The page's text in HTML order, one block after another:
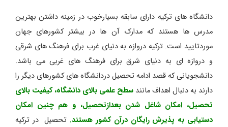
دانشگاه های ترکیه دارای سابقه بسیارخوب در زمینه داشتن بهترین
مدرس ها هستند که مدارک آن ها در بیشتر کشورهای جهان
موردتایید است. ترکیه دروازه به دنیای غرب برای فرهنگ های شرقی
و دروازه ای به دنیای شرق برای فرهنگ های غربی می باشد.
دانشجویانی که قصد ادامه تحصیل دردانشگاه های کشورهای دیگر را
دارند به دنبال اهداف مانند سطح علمی بالای دانشگاه، کیفیت بالای
تحصیل، امکان شاغل شدن بعدازتحصیل، و هم چنین امکان
دستیابی به پذیرش رایگان درآن کشور هستند. تحصیل در ترکیه